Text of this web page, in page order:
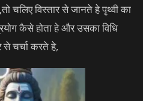
चलिए विस्तार से जानते हे पृथ्वी का
कैसे होता हे और उसका विधि
से चर्चा करते हे,